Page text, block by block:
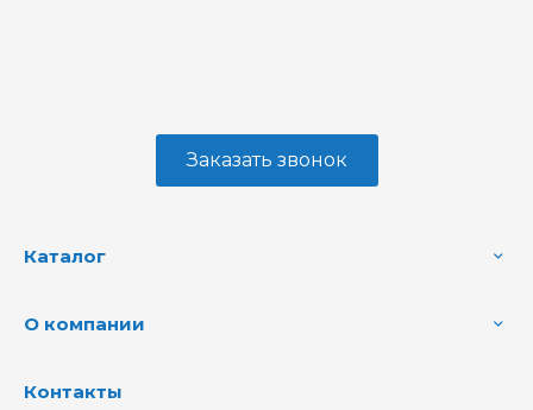
Заказать звонок
Каталог
О компании
Контакты